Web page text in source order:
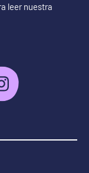
leer nuestra